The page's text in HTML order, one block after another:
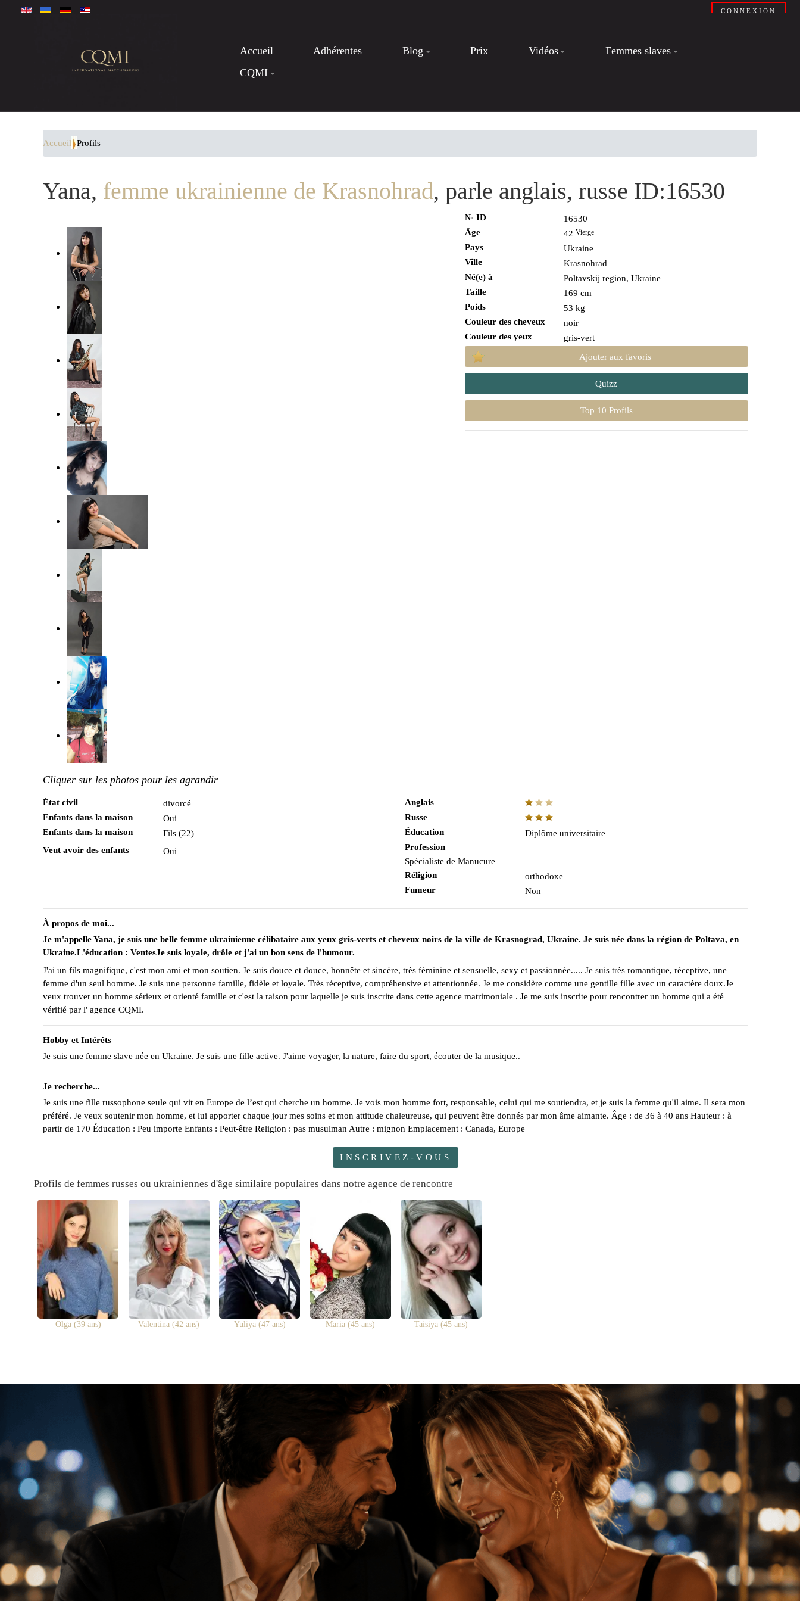
CONNEXION
Accueil Adhérentes Blog Prix Vidéos
Femmes slaves
CQMI
Accueil Profils
Yana, femme ukrainienne de Krasnohrad, parle anglais, russe ID:16530
Cliquer sur les photos pour les agrandir
№ ID
16530
Âge
42 Vierge
Pays
Ukraine
Ville
Krasnohrad
Né(e) à
Poltavskij region, Ukraine
Taille
169 cm
Poids
53 kg
Couleur des cheveux
noir
Couleur des yeux
gris-vert
Ajouter aux favoris
Quizz
Top 10 Profils
État civil
divorcé
Enfants dans la maison
Oui
Enfants dans la maison
Fils (22)
Veut avoir des enfants
Oui
Anglais
Russe
Éducation
Diplôme universitaire
Profession
Spécialiste de Manucure
Réligion
orthodoxe
Fumeur
Non
À propos de moi...
Je m'appelle Yana, je suis une belle femme ukrainienne célibataire aux yeux gris-verts et cheveux noirs de la ville de Krasnograd, Ukraine. Je suis née dans la région de Poltava, en
Ukraine.L'éducation : VentesJe suis loyale, drôle et j'ai un bon sens de l'humour.
J'ai un fils magnifique, c'est mon ami et mon soutien. Je suis douce et douce, honnête et sincère, très féminine et sensuelle, sexy et passionnée..... Je suis très romantique, réceptive, une
femme d'un seul homme. Je suis une personne famille, fidèle et loyale. Très réceptive, compréhensive et attentionnée. Je me considère comme une gentille fille avec un caractère doux.Je
veux trouver un homme sérieux et orienté famille et c'est la raison pour laquelle je suis inscrite dans cette agence matrimoniale . Je me suis inscrite pour rencontrer un homme qui a été
vérifié par l' agence CQMI.
Hobby et Intérêts
Je suis une femme slave née en Ukraine. Je suis une fille active. J'aime voyager, la nature, faire du sport, écouter de la musique..
Je recherche...
Je suis une fille russophone seule qui vit en Europe de l’est qui cherche un homme. Je vois mon homme fort, responsable, celui qui me soutiendra, et je suis la femme qu'il aime. Il sera mon
préféré. Je veux soutenir mon homme, et lui apporter chaque jour mes soins et mon attitude chaleureuse, qui peuvent être donnés par mon âme aimante. Âge : de 36 à 40 ans Hauteur : à
partir de 170 Éducation : Peu importe Enfants : Peut-être Religion : pas musulman Autre : mignon Emplacement : Canada, Europe
INSCRIVEZ-VOUS
Profils de femmes russes ou ukrainiennes d'âge similaire populaires dans notre agence de rencontre
Olga (39 ans) Valentina (42 ans) Yuliya (47 ans) Maria (45 ans) Taisiya (45 ans)